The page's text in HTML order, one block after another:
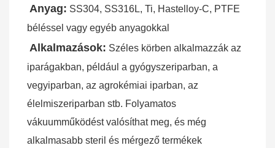
Anyag: SS304, SS316L, Ti, Hastelloy-C, PTFE
béléssel vagy egyéb anyagokkal
Alkalmazások: Széles körben alkalmazzák az
iparágakban, például a gyógyszeriparban, a
vegyiparban, az agrokémiai iparban, az
élelmiszeriparban stb. Folyamatos
vákuumműködést valósíthat meg, és még
alkalmasabb steril és mérgező termékek